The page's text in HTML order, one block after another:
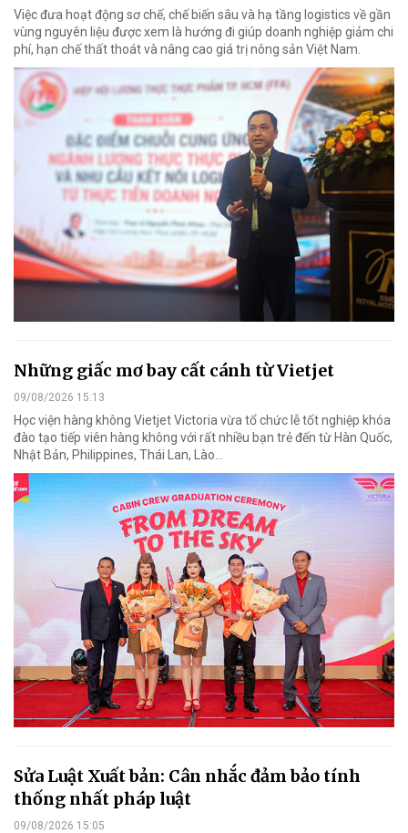
Việc đưa hoạt động sơ chế, chế biến sâu và hạ tầng logistics về gần
vùng nguyên liệu được xem là hướng đi giúp doanh nghiệp giảm chi
phí, hạn chế thất thoát và nâng cao giá trị nông sản Việt Nam.
Những giấc mơ bay cất cánh từ Vietjet
09/08/2026 15:13
Học viện hàng không Vietjet Victoria vừa tổ chức lễ tốt nghiệp khóa
đào tạo tiếp viên hàng không với rất nhiều bạn trẻ đến từ Hàn Quốc,
Nhật Bản, Philippines, Thái Lan, Lào…
Sửa Luật Xuất bản: Cân nhắc đảm bảo tính
thống nhất pháp luật
09/08/2026 15:05